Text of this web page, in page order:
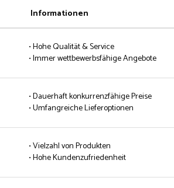
Informationen
• Hohe Qualität & Service
• Immer wettbewerbsfähige Angebote
• Dauerhaft konkurrenzfähige Preise
• Umfangreiche Lieferoptionen
• Vielzahl von Produkten
• Hohe Kundenzufriedenheit